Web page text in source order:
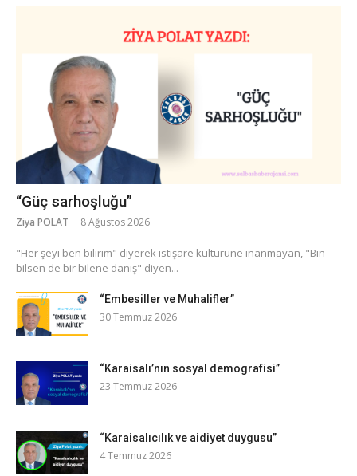
“Güç sarhoşluğu”
Ziya POLAT 8 Ağustos 2026
​"Her şeyi ben bilirim" diyerek istişare kültürüne inanmayan, "Bin
bilsen de bir bilene danış" diyen...
“Embesiller ve Muhalifler”
30 Temmuz 2026
“Karaisalı’nın sosyal demografisi”
23 Temmuz 2026
“Karaisalıcılık ve aidiyet duygusu”
4 Temmuz 2026